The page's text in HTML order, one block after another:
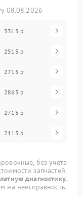
08.08.2026
3315 р
2515 р
2715 р
2865 р
2715 р
2115 р
без учета
запчастей.
диагностику.
на неисправность.